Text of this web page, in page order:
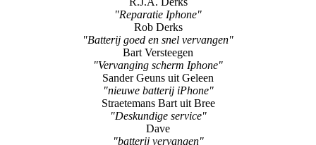
"Reparatie Iphone"
Rob Derks
"Batterij goed en snel vervangen"
Bart Versteegen
"Vervanging scherm Iphone"
Sander Geuns uit Geleen
"nieuwe batterij iPhone"
Straetemans Bart uit Bree
"Deskundige service"
Dave
"batterij vervangen"